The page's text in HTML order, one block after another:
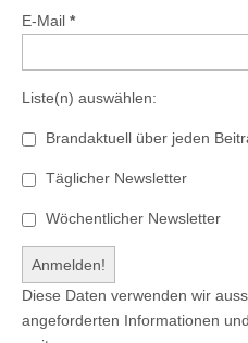
E-Mail *
Liste(n) auswählen:
Brandaktuell über jeden
Täglicher Newsletter
Wöchentlicher Newsletter
Diese Daten verwenden wir
angeforderten Informationen